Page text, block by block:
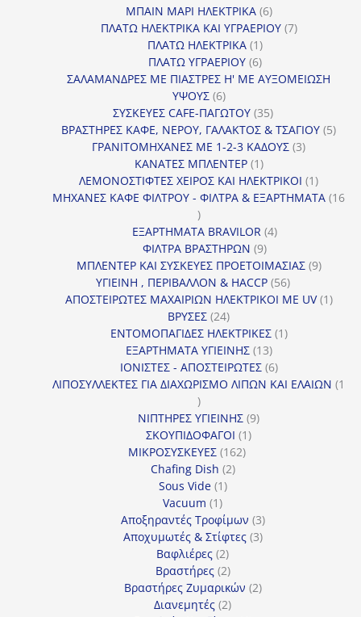
προϊόν
ΜΠΑΙΝ ΜΑΡΙ ΗΛΕΚΤΡΙΚΑ 66
προϊόντα
ΠΛΑΤΩ ΗΛΕΚΤΡΙΚΑ ΚΑΙ ΥΓΡΑΕΡΙΟΥ 77
ΠΛΑΤΩ ΗΛΕΚΤΡΙΚΑ 11
προϊόν
ΠΛΑΤΩ ΥΓΡΑΕΡΙΟΥ 66
προϊόντα
ΣΑΛΑΜΑΝΔΡΕΣ ΜΕ ΠΙΑΣΤΡΕΣ Η' ΜΕ ΑΥΞΟΜΕΙΩΣΗ
ΥΨΟΥΣ 66
προϊόντα
ΣΥΣΚΕΥΕΣ CAFE-ΠΑΓΩΤΟΥ 3535
προϊόντα
ΒΡΑΣΤΗΡΕΣ ΚΑΦΕ, ΝΕΡΟΥ, ΓΑΛΑΚΤΟΣ & ΤΣΑΓΙΟΥ 55
ΓΡΑΝΙΤΟΜΗΧΑΝΕΣ ΜΕ 1-2-3 ΚΑΔΟΥΣ 33
ΚΑΝΑΤΕΣ ΜΠΛΕΝΤΕΡ 11
προϊόν
ΛΕΜΟΝΟΣΤΙΦΤΕΣ ΧΕΙΡΟΣ ΚΑΙ ΗΛΕΚΤΡΙΚΟΙ 11
προϊόν
ΜΗΧΑΝΕΣ ΚΑΦΕ ΦΙΛΤΡΟΥ - ΦΙΛΤΡΑ & ΕΞΑΡΤΗΜΑΤΑ 16
16
προϊόντα
ΕΞΑΡΤΗΜΑΤΑ BRAVILOR 44
ΦΙΛΤΡΑ ΒΡΑΣΤΗΡΩΝ 99
προϊόντα
ΜΠΛΕΝΤΕΡ ΚΑΙ ΣΥΣΚΕΥΕΣ ΠΡΟΕΤΟΙΜΑΣΙΑΣ 99
ΥΓΙΕΙΝΗ , ΠΕΡΙΒΑΛΛΟΝ & HACCP 5656
προϊόντα
ΑΠΟΣΤΕΙΡΩΤΕΣ ΜΑΧΑΙΡΙΩΝ ΗΛΕΚΤΡΙΚΟΙ ΜΕ UV 11
ΒΡΥΣΕΣ 2424
προϊόντα
ΕΝΤΟΜΟΠΑΓΙΔΕΣ ΗΛΕΚΤΡΙΚΕΣ 11
ΕΞΑΡΤΗΜΑΤΑ ΥΓΙΕΙΝΗΣ 1313
προϊόντα
ΙΟΝΙΣΤΕΣ - ΑΠΟΣΤΕΙΡΩΤΕΣ 66
προϊόντα
ΛΙΠΟΣΥΛΛΕΚΤΕΣ ΓΙΑ ΔΙΑΧΩΡΙΣΜΟ ΛΙΠΩΝ ΚΑΙ ΕΛΑΙΩΝ 1
1
προϊόν
ΝΙΠΤΗΡΕΣ ΥΓΙΕΙΝΗΣ 99
ΣΚΟΥΠΙΔΟΦΑΓΟΙ 11
ΜΙΚΡΟΣΥΣΚΕΥΕΣ 162162
Chafing Dish 22
Sous Vide 11
Vacuum 11
προϊόν
Αποξηραντές Τροφίμων 33
προϊόντα
Αποχυμωτές & Στίφτες 33
Βαφλιέρες 22
προϊόντα
Βραστήρες 22
προϊόντα
Βραστήρες Ζυμαρικών 22
Διανεμητές 22